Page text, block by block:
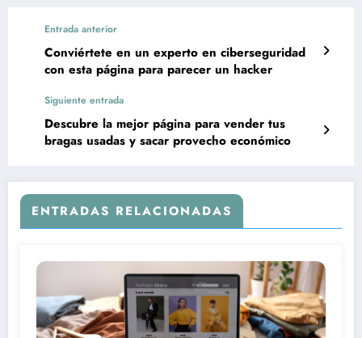
Entrada anterior
Conviértete en un experto en ciberseguridad
con esta página para parecer un hacker
Siguiente entrada
Descubre la mejor página para vender tus
bragas usadas y sacar provecho económico
ENTRADAS RELACIONADAS